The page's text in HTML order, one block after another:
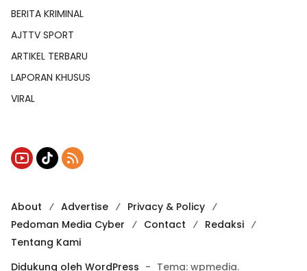
BERITA KRIMINAL
AJTTV SPORT
ARTIKEL TERBARU
LAPORAN KHUSUS
VIRAL
About Advertise
Privacy & Policy
Pedoman Media Cyber
Contact
Redaksi
Tentang Kami
Didukung oleh WordPress - Tema: wpmedia.